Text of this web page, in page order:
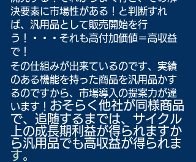
決要素に市場性がある！と判断すれ
ば、汎用品として販売開始を行
う！・・・それも高付加価値＝高収益
で！
その仕組みが出来ているのです、実績
のある機能を持った商品を汎用品かす
るのですから、市場導入の提案力が違
います！ おそらく他社が同様商品
で、追随するまでは、サイクル
上の成長期利益が得られますか
ら汎用品でも高収益が得られま
す。